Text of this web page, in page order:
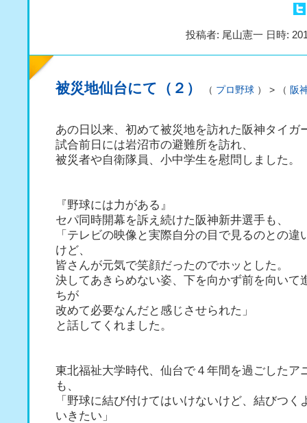
投稿者: 尾山憲一 日時:
被災地仙台にて（２） （ プロ野球 ） > （ 阪
あの日以来、初めて被災地を訪れた阪神タイガ
試合前日には岩沼市の避難所を訪れ、
被災者や自衛隊員、小中学生を慰問しました。
『野球には力がある』
セパ同時開幕を訴え続けた阪神新井選手も、
「テレビの映像と実際自分の目で見るのとの違
けど、
皆さんが元気で笑顔だったのでホッとした。
決してあきらめない姿、下を向かず前を向いて
ちが
改めて必要なんだと感じさせられた」
と話してくれました。
東北福祉大学時代、仙台で４年間を過ごしたア
も、
「野球に結び付けてはいけないけど、結びつく
いきたい」